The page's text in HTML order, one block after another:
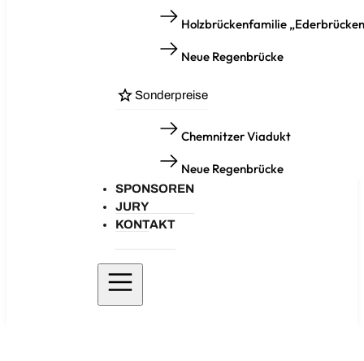
Holzbrückenfamilie
Neue Regenbrücke
Sonderpreise
Chemnitzer Viadukt
Neue Regenbrücke
SPONSOREN
JURY
KONTAKT